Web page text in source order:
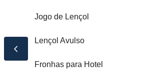
Jogo de Lençol
Lençol Avulso
Fronhas para Hotel